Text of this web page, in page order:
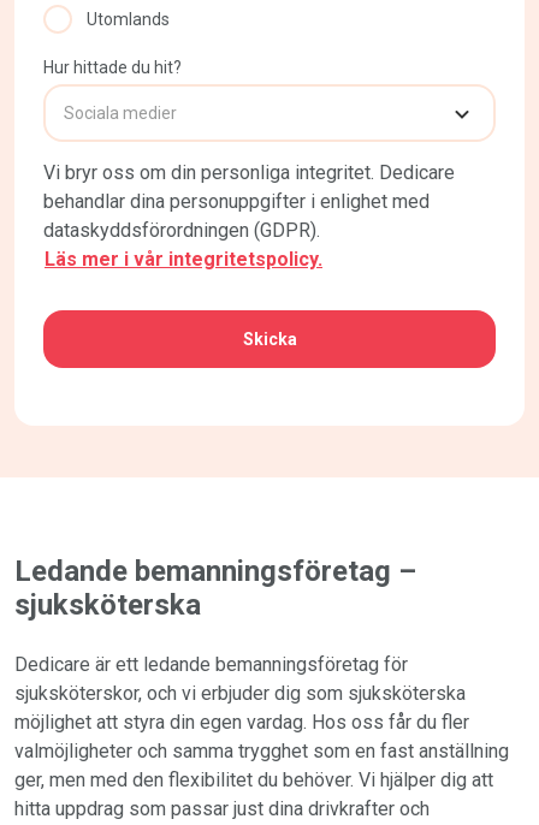
Utomlands
Hur hittade du hit?
Vi bryr oss om din personliga integritet. Dedicare
behandlar dina personuppgifter i enlighet med
dataskyddsförordningen (GDPR).
Läs mer i vår integritetspolicy.
CAPTCHA
Ledande bemanningsföretag –
sjuksköterska
Dedicare är ett ledande bemanningsföretag för
sjuksköterskor, och vi erbjuder dig som sjuksköterska
möjlighet att styra din egen vardag. Hos oss får du fler
valmöjligheter och samma trygghet som en fast anställning
ger, men med den flexibilitet du behöver. Vi hjälper dig att
hitta uppdrag som passar just dina drivkrafter och